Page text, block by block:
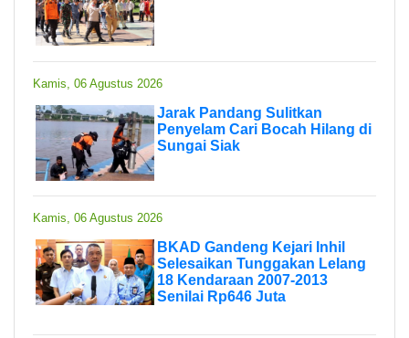
Kamis, 06 Agustus 2026
Jarak Pandang Sulitkan
Penyelam Cari Bocah Hilang di
Sungai Siak
Kamis, 06 Agustus 2026
BKAD Gandeng Kejari Inhil
Selesaikan Tunggakan Lelang
18 Kendaraan 2007-2013
Senilai Rp646 Juta